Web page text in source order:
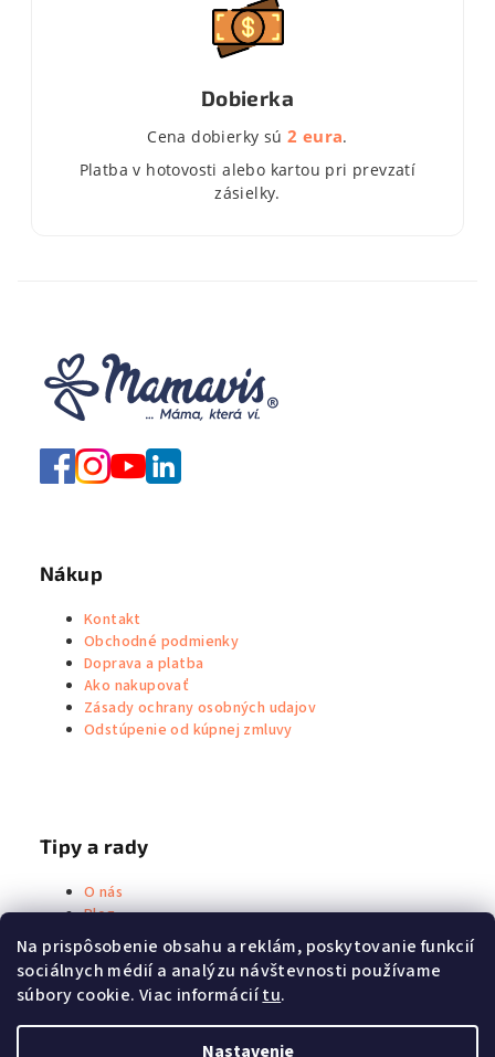
Na prispôsobenie obsahu a reklám, poskytovanie funkcií
sociálnych médií a analýzu návštevnosti používame
súbory cookie. Viac informáciítu.
Nastavenie
Dobierka
Cena dobierky sú 2 eura.
Platba v hotovosti alebo kartou pri prevzatí
zásielky.
Nákup
Kontakt
Obchodné podmienky
Doprava a platba
Ako nakupovať
Zásady ochrany osobných udajov
Odstúpenie od kúpnej zmluvy
Tipy a rady
O nás
Blog
Metoda Priessnitz